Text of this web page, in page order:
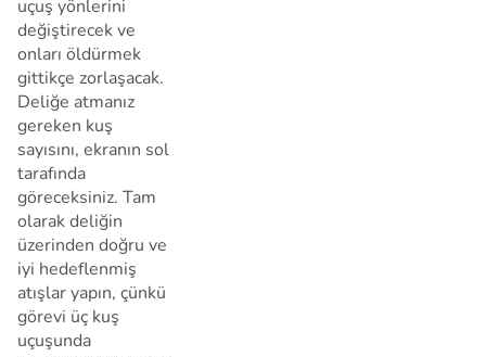
uçuş yönlerini
değiştirecek ve
onları öldürmek
gittikçe zorlaşacak.
Deliğe atmanız
gereken kuş
sayısını, ekranın sol
tarafında
göreceksiniz. Tam
olarak deliğin
üzerinden doğru ve
iyi hedeflenmiş
atışlar yapın, çünkü
görevi üç kuş
uçuşunda